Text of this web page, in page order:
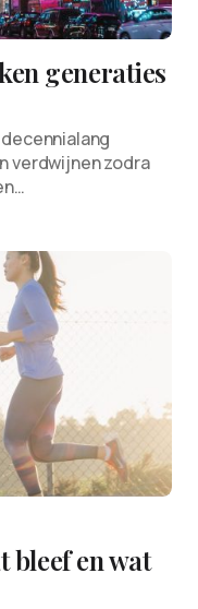
generaties
verdwijnen zodra
bleef en wat